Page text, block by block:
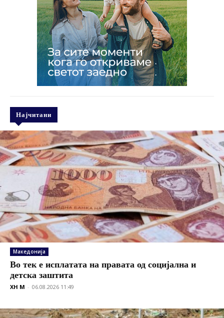
Најчитани
Македонија
Во тек е исплатата на правата од социјална и
детска заштита
XH M - 06.08.2026 11:49